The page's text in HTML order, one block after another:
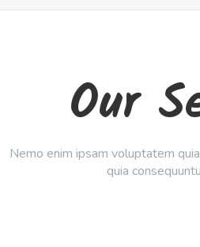
Our
Nemo enim ipsam voluptatem
quia